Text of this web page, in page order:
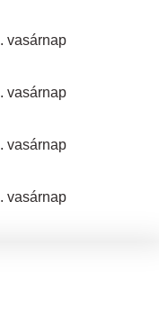
vasárnap
vasárnap
vasárnap
vasárnap